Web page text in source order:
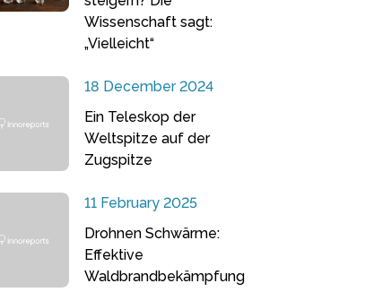
Wissenschaft sagt:
„Vielleicht“
18 December 2024
Ein Teleskop der
Weltspitze auf der
Zugspitze
11 February 2025
Drohnen Schwärme:
Effektive
Waldbrandbekämpfung